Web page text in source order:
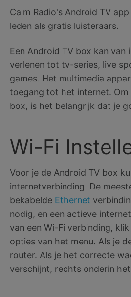
Calm Radio's Android TV
leden als gratis luisteraars.
Een Android TV box kan
verlenen tot tv-series, live
games. Het multimedia
toegang tot het internet. Om
box, is het belangrijk dat je
Wi-Fi
Voor je de Android TV box
internetverbinding. De
bekabelde Ethernet
nodig, en een actieve
van een Wi-Fi verbinding,
opties van het menu. Als je
router. Als je het correcte
verschijnt, rechts onderin